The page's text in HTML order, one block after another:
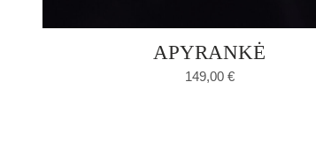
APYRANKĖ
149,00 €